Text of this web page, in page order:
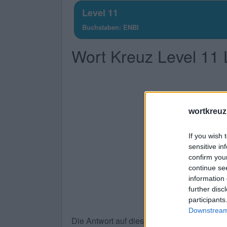
If you wish
sensitive
confirm
continue
information
further
Geben
Sie
alle
Buchstaben
des
Level 11
Buchstaben: ENBI
Wort Kreuz Level 11
Die Antwort auf dieses Rätsel lautet: